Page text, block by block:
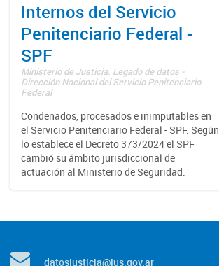
Internos del Servicio
Penitenciario Federal -
SPF
Ministerio de Justicia. Legado de datos -
Dirección Nacional del Servicio Penitenciario
Federal
Condenados, procesados e inimputables en
el Servicio Penitenciario Federal - SPF. Según
lo establece el Decreto 373/2024 el SPF
cambió su ámbito jurisdiccional de
actuación al Ministerio de Seguridad.
datosjusticia@jus.gov.ar